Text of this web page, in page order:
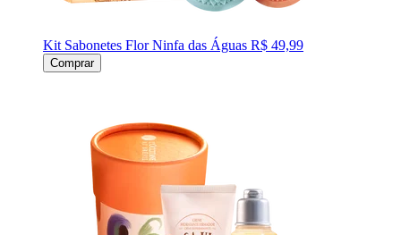
Kit Sabonetes Flor Ninfa das Águas R$ 49,99
Comprar